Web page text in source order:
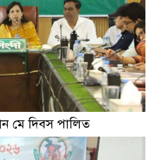
মে দিবস পালিত